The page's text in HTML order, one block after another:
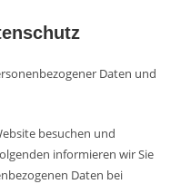
Daten und
besuchen und
informieren wir Sie
Daten bei